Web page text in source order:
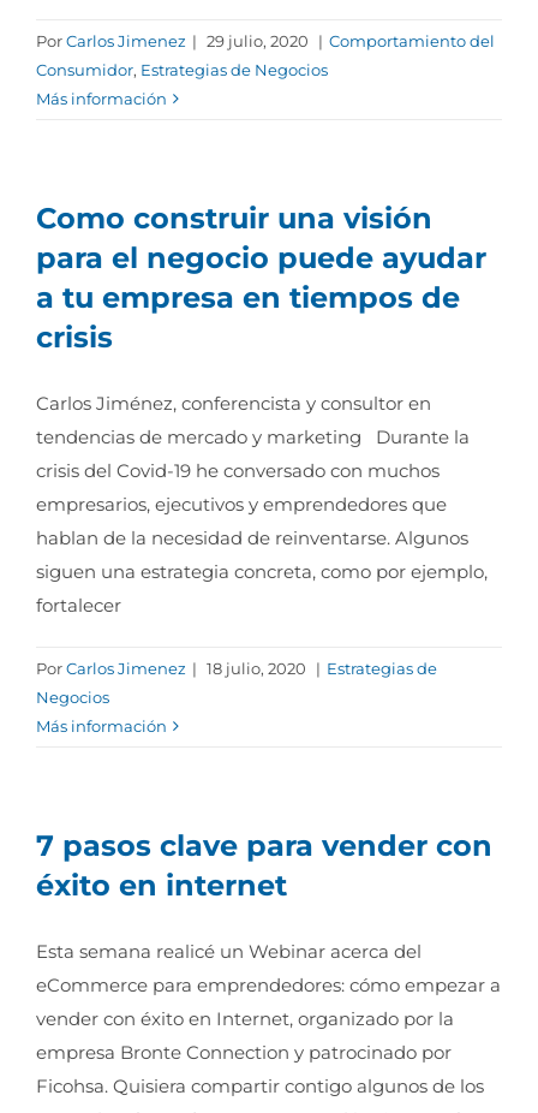
PorCarlos Jimenez | 29 julio, 2020 | Comportamiento del
Consumidor, Estrategias de Negocios
Más información
Como construir una visión
para el negocio puede ayudar
a tu empresa en tiempos de
crisis
Carlos Jiménez, conferencista y consultor en
tendencias de mercado y marketing Durante la
crisis del Covid-19 he conversado con muchos
empresarios, ejecutivos y emprendedores que
hablan de la necesidad de reinventarse. Algunos
siguen una estrategia concreta, como por ejemplo,
fortalecer
PorCarlos Jimenez | 18 julio, 2020 | Estrategias de
Negocios
Más información
7 pasos clave para vender con
éxito en internet
Esta semana realicé un Webinar acerca del
eCommerce para emprendedores: cómo empezar a
vender con éxito en Internet, organizado por la
empresa Bronte Connection y patrocinado por
Ficohsa. Quisiera compartir contigo algunos de los